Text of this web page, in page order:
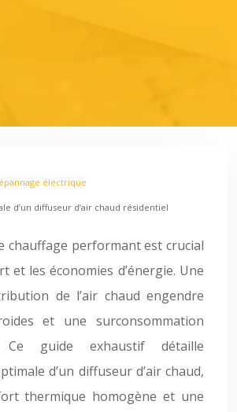
électrique
d’un diffuseur d’air chaud résidentiel
chauffage performant est crucial
et les économies d’énergie. Une
de l’air chaud engendre
et une surconsommation
Ce guide exhaustif détaille
d’un diffuseur d’air chaud,
thermique homogène et une